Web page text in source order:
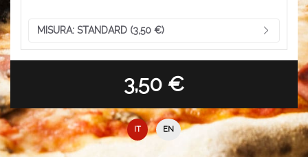
MISURA: STANDARD (3,50 €)
3,50 €
IT EN